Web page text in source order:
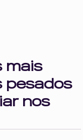
mais
pesados
nos